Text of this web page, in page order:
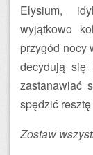
Elysium,
wyjątkowo
przygód nocy
decydują się
zastanawiać
spędzić
Zostaw